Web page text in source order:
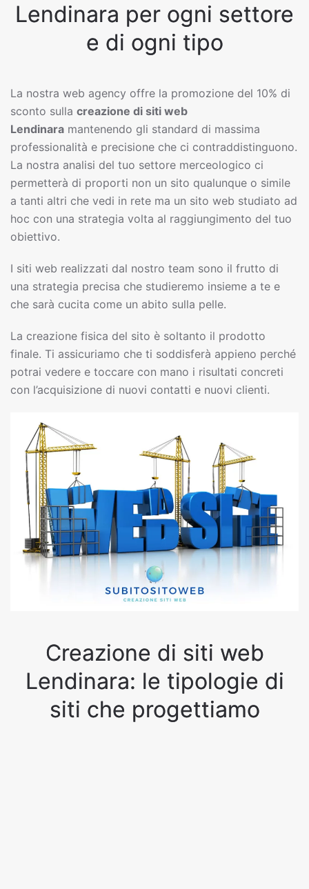
Lendinara per ogni settore
e di ogni tipo
La nostra web agency offre la promozione del 10% di
sconto sulla creazione di siti web
Lendinara mantenendo gli standard di massima
professionalità e precisione che ci contraddistinguono.
La nostra analisi del tuo settore merceologico ci
permetterà di proporti non un sito qualunque o simile
a tanti altri che vedi in rete ma un sito web studiato ad
hoc con una strategia volta al raggiungimento del tuo
obiettivo.
I siti web realizzati dal nostro team sono il frutto di
una strategia precisa che studieremo insieme a te e
che sarà cucita come un abito sulla pelle.
La creazione fisica del sito è soltanto il prodotto
finale. Ti assicuriamo che ti soddisferà appieno perché
potrai vedere e toccare con mano i risultati concreti
con l’acquisizione di nuovi contatti e nuovi clienti.
Creazione di siti web
Lendinara: le tipologie di
siti che progettiamo